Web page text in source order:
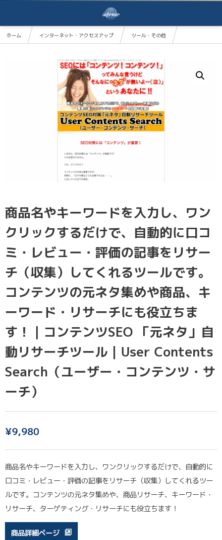
ホーム インターネット・アクセスアップ
ツール・その他
商品名やキーワードを入力し、ワン
クリックするだけで、自動的に口コ
ミ・レビュー・評価の記事をリサー
チ（収集）してくれるツールです。
コンテンツの元ネタ集めや商品、キ
ーワード・リサーチにも役立ちま
す！｜コンテンツSEO 「元ネタ」自
動リサーチツール｜User Contents
Search（ユーザー・コンテンツ・サ
ーチ）
¥9,980
商品名やキーワードを入力し、ワンクリックするだけで、自動的に
口コミ・レビュー・評価の記事をリサーチ（収集）してくれるツー
ルです。コンテンツの元ネタ集めや、商品リサーチ、キーワード・
リサーチ、ターゲティング・リサーチにも役立ちます！
商品詳細ページ